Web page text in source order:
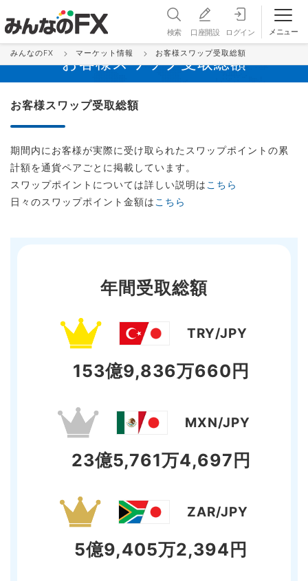
検索 口座開設 ログイン メニュー
お客様スワップ受取総額
みんなのFX マーケット情報 お客様スワップ受取総額
お客様スワップ受取総額
期間内にお客様が実際に受け取られたスワップポイントの累
計額を通貨ペアごとに掲載しています。
スワップポイントについては詳しい説明は こちら
日々のスワップポイント金額は こちら
年間受取総額
TRY/JPY
153億9,836万660円
MXN/JPY
23億5,761万4,697円
ZAR/JPY
5億9,405万2,394円